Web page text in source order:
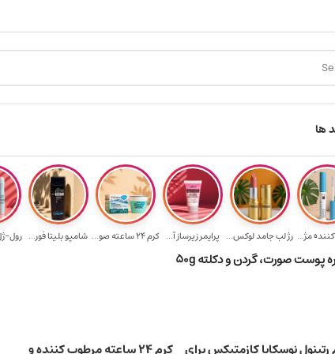
هدیه برای خرید های بالای ۵ میلیون تومن
ها
مژ... رژ لب جامد لوکس... پرایمر زیرساز آ... کرم 24 ساعته صو... شامپو بلیتا فور... رول-
رتینول نوسکایا کازمتیکس برای کرم ۲۴ ساعته مرطوب کننده و